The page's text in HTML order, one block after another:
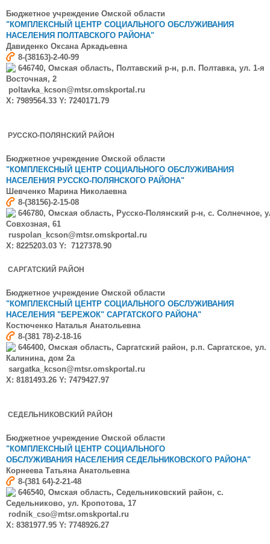
Бюджетное учреждение Омской области
"КОМПЛЕКСНЫЙ ЦЕНТР СОЦИАЛЬНОГО ОБСЛУЖИВАНИЯ
НАСЕЛЕНИЯ ПОЛТАВСКОГО РАЙОНА"
Давиденко Оксана Аркадьевна
8-(38163)-2-40-99
646740, Омская область, Полтавский р-н, р.п. Полтавка, ул. 1-я
Восточная, 2
poltavka_kcson@mtsr.omskportal.ru
X: 7989564.33 Y: 7240171.79
РУССКО-ПОЛЯНСКИЙ РАЙОН
Бюджетное учреждение Омской области
"КОМПЛЕКСНЫЙ ЦЕНТР СОЦИАЛЬНОГО ОБСЛУЖИВАНИЯ
НАСЕЛЕНИЯ РУССКО-ПОЛЯНСКОГО РАЙОНА"
Шевченко Марина Николаевна
8-(38156)-2-15-08
646780, Омская область, Русско-Полянский р-н, с. Солнечное,
Совхозная, 61
ruspolan_kcson@mtsr.omskportal.ru
X: 8225203.03 Y: 7127378.90
САРГАТСКИЙ РАЙОН
Бюджетное учреждение Омской области
"КОМПЛЕКСНЫЙ ЦЕНТР СОЦИАЛЬНОГО ОБСЛУЖИВАНИЯ
НАСЕЛЕНИЯ "БЕРЕЖОК" САРГАТСКОГО РАЙОНА"
Костюченко Наталья Анатольевна
8-(381 78)-2-18-16
646400, Омская область, Саргатский район, р.п. Саргатское, ул.
Калинина, дом 2а
sargatka_kcson@mtsr.omskportal.ru
X: 8181493.26 Y: 7479427.97
СЕДЕЛЬНИКОВСКИЙ РАЙОН
Бюджетное учреждение Омской области
"КОМПЛЕКСНЫЙ ЦЕНТР СОЦИАЛЬНОГО
ОБСЛУЖИВАНИЯ НАСЕЛЕНИЯ СЕДЕЛЬНИКОВСКОГО РАЙОНА"
Корнеева Татьяна Анатольевна
8-(381 64)-2-21-48
646540, Омская область, Седельниковский район, с.
Седельниково, ул. Кропотова, 17
rodnik_cso@mtsr.omskportal.ru
X: 8381977.95 Y: 7748926.27